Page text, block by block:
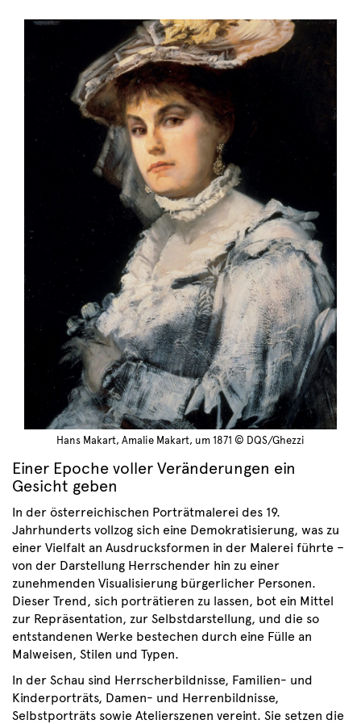
Hans Makart, Amalie Makart, um 1871 © DQS/Ghezzi
Einer Epoche voller Veränderungen ein
Gesicht geben
In der österreichischen Porträtmalerei des 19.
Jahrhunderts vollzog sich eine Demokratisierung, was zu
einer Vielfalt an Ausdrucksformen in der Malerei führte –
von der Darstellung Herrschender hin zu einer
zunehmenden Visualisierung bürgerlicher Personen.
Dieser Trend, sich porträtieren zu lassen, bot ein Mittel
zur Repräsentation, zur Selbstdarstellung, und die so
entstandenen Werke bestechen durch eine Fülle an
Malweisen, Stilen und Typen.
In der Schau sind Herrscherbildnisse, Familien- und
Kinderporträts, Damen- und Herrenbildnisse,
Selbstporträts sowie Atelierszenen vereint. Sie setzen die